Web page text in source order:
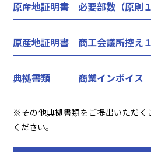
原産地証明書 必要部数（原則１
原産地証明書 商工会議所控え
典拠書類 商業インボイス
※その他典拠書類をご提出いただく
ください。